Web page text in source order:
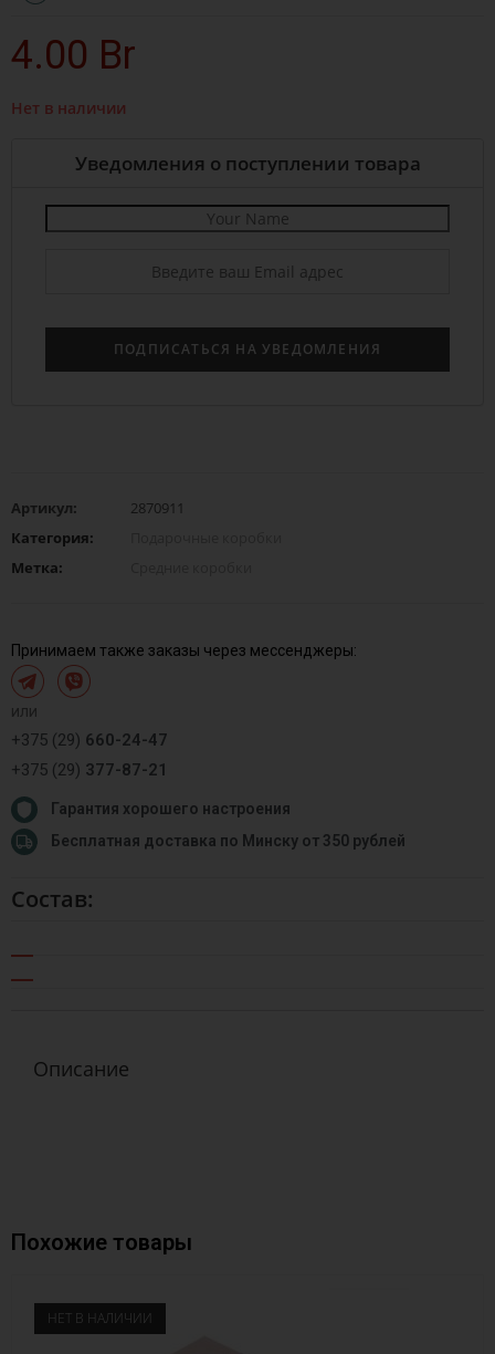
4.00 Br
Нет в наличии
Уведомления о поступлении товара
Артикул:
2870911
Категория:
Метка:
Принимаем также заказы через мессенджеры:
или
+375 (29) 660-24-47
+375 (29) 377-87-21
Гарантия хорошего настроения
Бесплатная доставка по Минску от 350 рублей
Состав:
Описание
Похожие товары
НЕТ В НАЛИЧИИ